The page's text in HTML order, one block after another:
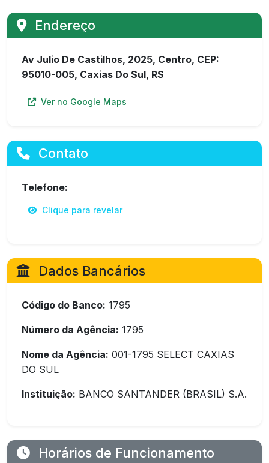
Endereço
Av Julio De Castilhos, 2025, Centro, CEP:
95010-005, Caxias Do Sul, RS
Ver no Google Maps
Contato
Telefone:
Clique para revelar
Dados Bancários
Código do Banco: 1795
Número da Agência: 1795
Nome da Agência: 001-1795 SELECT CAXIAS
DO SUL
Instituição: BANCO SANTANDER (BRASIL) S.A.
Horários de Funcionamento